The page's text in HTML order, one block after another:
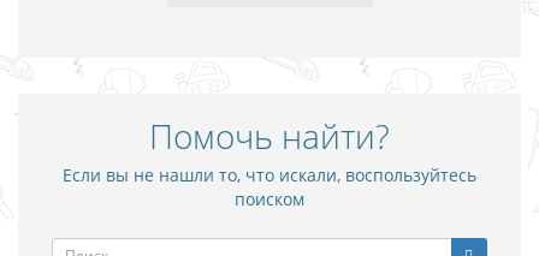
Помочь найти?
Если вы не нашли то, что искали, воспользуйтесь
поиском